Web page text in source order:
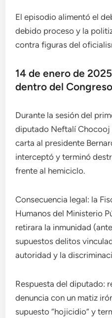
El episodio alimentó el
debido proceso y la
contra figuras del
14 de enero de
dentro del Congreso
Durante la sesión del
diputado Neftalí Chocooj
carta al presidente
interceptó y terminó
frente al hemiciclo.
Consecuencia legal: la
Humanos del Ministerio
retirara la inmunidad
supuestos delitos
autoridad y la
Respuesta del diputado:
denuncia con un matiz
supuesto “hojicidio” y